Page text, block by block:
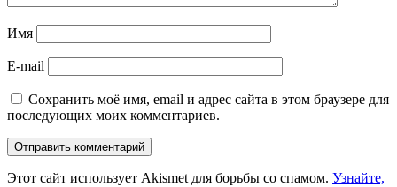
Имя
E-mail
Сохранить моё имя, email и адрес сайта в этом браузере для
последующих моих комментариев.
Этот сайт использует Akismet для борьбы со спамом. Узнайте,